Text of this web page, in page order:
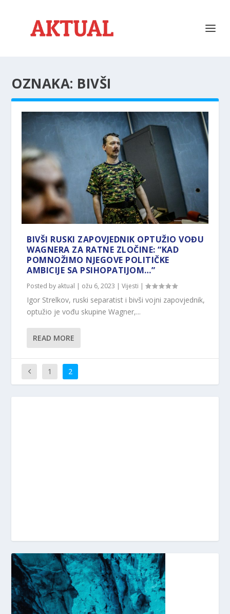
OZNAKA: BIVŠI
BIVŠI RUSKI ZAPOVJEDNIK OPTUŽIO VOĐU
WAGNERA ZA RATNE ZLOČINE: “KAD
POMNOŽIMO NJEGOVE POLITIČKE
AMBICIJE SA PSIHOPATIJOM…”
Posted by aktual | ožu 6, 2023 |Vijesti |
Igor Strelkov, ruski separatist i bivši vojni zapovjednik,
optužio je vođu skupine Wagner,...
READ MORE
1 2